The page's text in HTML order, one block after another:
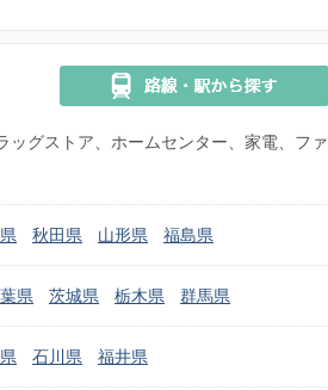
グストア、ホームセンター、家電、ファ
秋田県 山形県 福島県
県 茨城県 栃木県 群馬県
石川県 福井県